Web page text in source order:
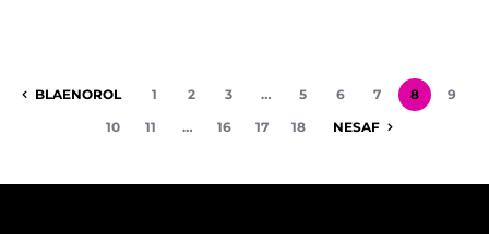
BLAENOROL 1 2 3 … 5 6 7 8
9
10
11 … 16 17 18 NESAF